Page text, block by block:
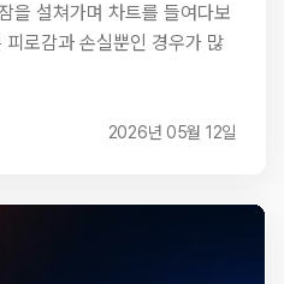
을 설쳐가며 차트를 들여다보
로감과 손실뿐인 경우가 많
2026년 05월 12일